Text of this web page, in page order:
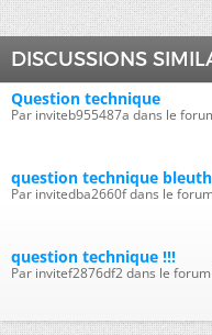
DISCUSSIONS
Question technique
Par inviteb955487a dans le
question technique
Par invitedba2660f dans le
question technique !!!
Par invitef2876df2 dans le